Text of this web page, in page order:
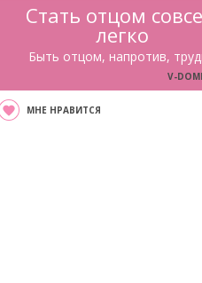
Стать отцом
легко
Быть отцом, напротив,
V-
МНЕ НРАВИТСЯ